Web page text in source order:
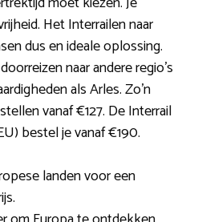
Het Interrailen naar
dus en ideale oplossing.
naar andere regio’s
als Arles. Zo’n
vanaf €127. De Interrail
bestel je vanaf €190.
landen voor een